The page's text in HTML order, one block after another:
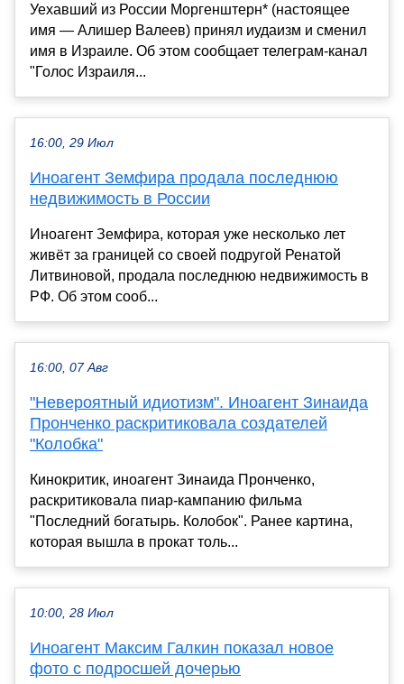
Уехавший из России Моргенштерн* (настоящее
имя — Алишер Валеев) принял иудаизм и сменил
имя в Израиле. Об этом сообщает телеграм-канал
"Голос Израиля...
16:00, 29 Июл
Иноагент Земфира продала последнюю
недвижимость в России
Иноагент Земфира, которая уже несколько лет
живёт за границей со своей подругой Ренатой
Литвиновой, продала последнюю недвижимость в
РФ. Об этом сооб...
16:00, 07 Авг
"Невероятный идиотизм". Иноагент Зинаида
Пронченко раскритиковала создателей
"Колобка"
Кинокритик, иноагент Зинаида Пронченко,
раскритиковала пиар-кампанию фильма
"Последний богатырь. Колобок". Ранее картина,
которая вышла в прокат толь...
10:00, 28 Июл
Иноагент Максим Галкин показал новое
фото с подросшей дочерью